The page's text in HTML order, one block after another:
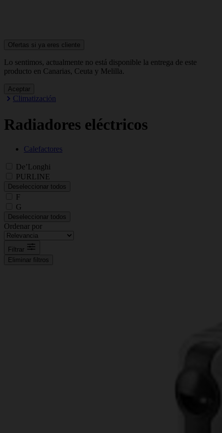
Ofertas si ya eres cliente
Lo sentimos, actualmente no está disponible la entrega de este
producto en Canarias, Ceuta y Melilla.
Aceptar
Climatización
Radiadores eléctricos
Calefactores
De’Longhi
PURLINE
Deseleccionar todos
F
G
Deseleccionar todos
Ordenar por
Filtrar
Eliminar filtros